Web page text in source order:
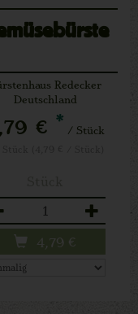
Redecker
Deutschland
€ * / Stück
4,79 €